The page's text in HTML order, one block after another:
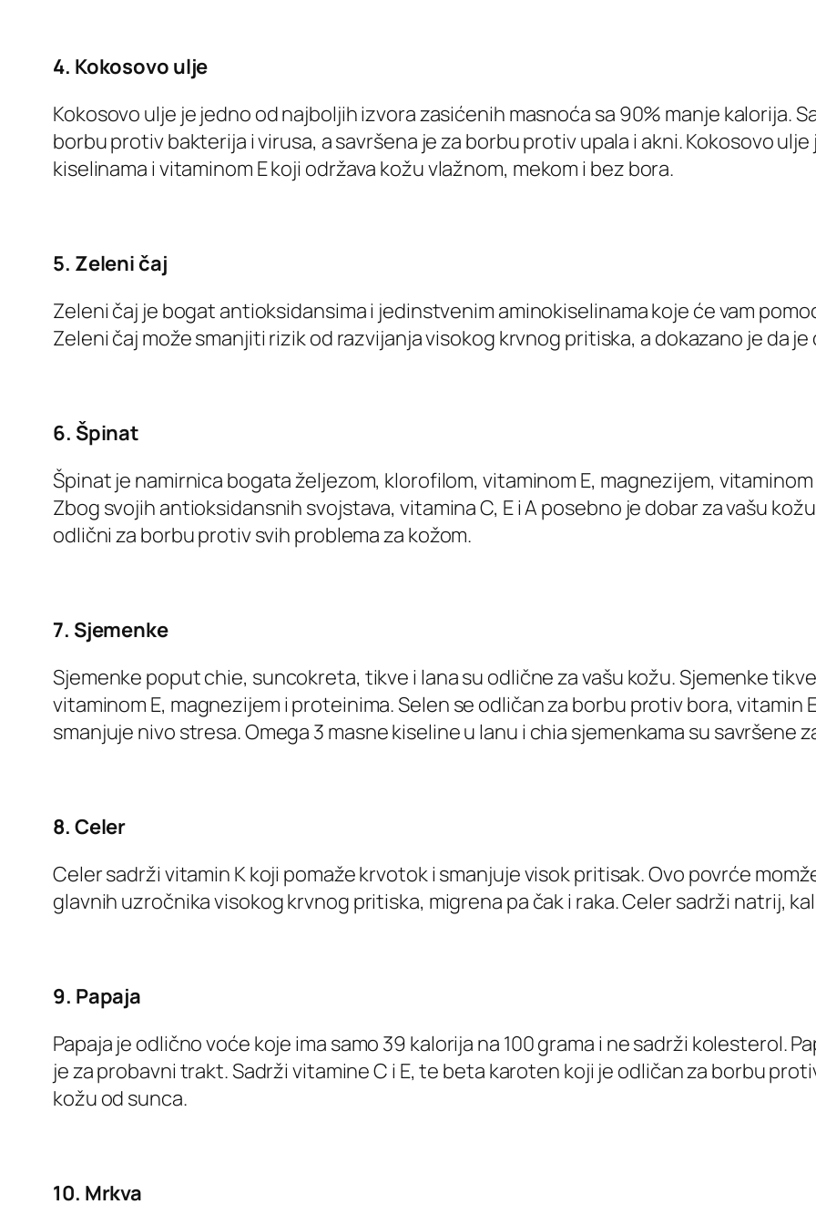
4. Kokosovo ulje
Kokosovo ulje je jedno od najboljih izvora zasićenih masnoća sa 90% manje kalorija.
borbu protiv bakterija i virusa, a savršena je za borbu protiv upala i akni. Kokosovo
kiselinama i vitaminom E koji održava kožu vlažnom, mekom i bez bora.
5. Zeleni čaj
Zeleni čaj je bogat antioksidansima i jedinstvenim aminokiselinama koje će vam
Zeleni čaj može smanjiti rizik od razvijanja visokog krvnog pritiska, a dokazano je da
6. Špinat
Špinat je namirnica bogata željezom, klorofilom, vitaminom E, magnezijem,
Zbog svojih antioksidansnih svojstava, vitamina C, E i A posebno je dobar za vašu
odlični za borbu protiv svih problema za kožom.
7. Sjemenke
Sjemenke poput chie, suncokreta, tikve i lana su odlične za vašu kožu. Sjemenke
vitaminom E, magnezijem i proteinima. Selen se odličan za borbu protiv bora, vitamin
smanjuje nivo stresa. Omega 3 masne kiseline u lanu i chia sjemenkama su savršene
8. Celer
Celer sadrži vitamin K koji pomaže krvotok i smanjuje visok pritisak. Ovo povrće
glavnih uzročnika visokog krvnog pritiska, migrena pa čak i raka. Celer sadrži natrij,
9. Papaja
Papaja je odlično voće koje ima samo 39 kalorija na 100 grama i ne sadrži kolesterol.
je za probavni trakt. Sadrži vitamine C i E, te beta karoten koji je odličan za borbu
kožu od sunca.
10. Mrkva